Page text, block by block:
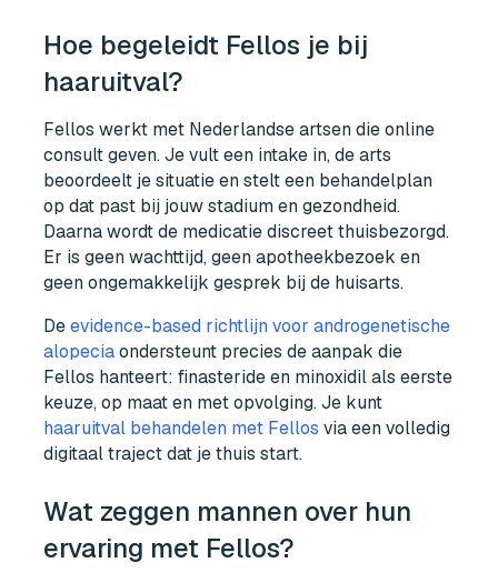
Hoe begeleidt Fellos je bij
haaruitval?
Fellos werkt met Nederlandse artsen die online
consult geven. Je vult een intake in, de arts
beoordeelt je situatie en stelt een behandelplan
op dat past bij jouw stadium en gezondheid.
Daarna wordt de medicatie discreet thuisbezorgd.
Er is geen wachttijd, geen apotheekbezoek en
geen ongemakkelijk gesprek bij de huisarts.
Deevidence-based richtlijn voor androgenetische
alopeciaondersteunt precies de aanpak die
Fellos hanteert: finasteride en minoxidil als eerste
keuze, op maat en met opvolging. Je kunt
haaruitval behandelen met Fellos via een volledig
digitaal traject dat je thuis start.
Wat zeggen mannen over hun
ervaring met Fellos?